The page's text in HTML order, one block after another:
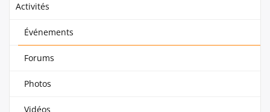
Activités
Événements
Forums
Photos
Vidéos